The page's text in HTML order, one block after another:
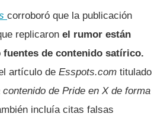
corroboró que la publicación
replicaron el rumor están
de contenido satírico.
artículo de Esspots.com titulado
de Pride en X de forma
incluía citas falsas